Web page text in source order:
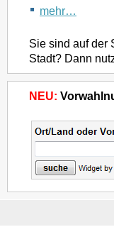
mehr…
Sie sind auf der
Stadt? Dann
NEU: